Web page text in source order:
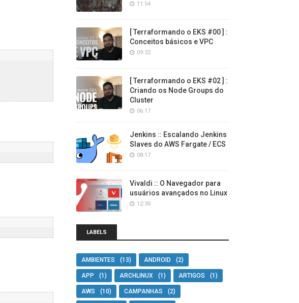
11:54
[ Terraformando o EKS #00 ] :
Conceitos básicos e VPC
09:32
[ Terraformando o EKS #02 ] :
Criando os Node Groups do
Cluster
06:17
Jenkins :: Escalando Jenkins
Slaves do AWS Fargate / ECS
08:17
Vivaldi :: O Navegador para
usuários avançados no Linux
12:30
LABELS
AMBIENTES (13) ANDROID (2)
APP (1) ARCHLINUX (1) ARTIGOS (1)
AWS (10) CAMPANHAS (2)